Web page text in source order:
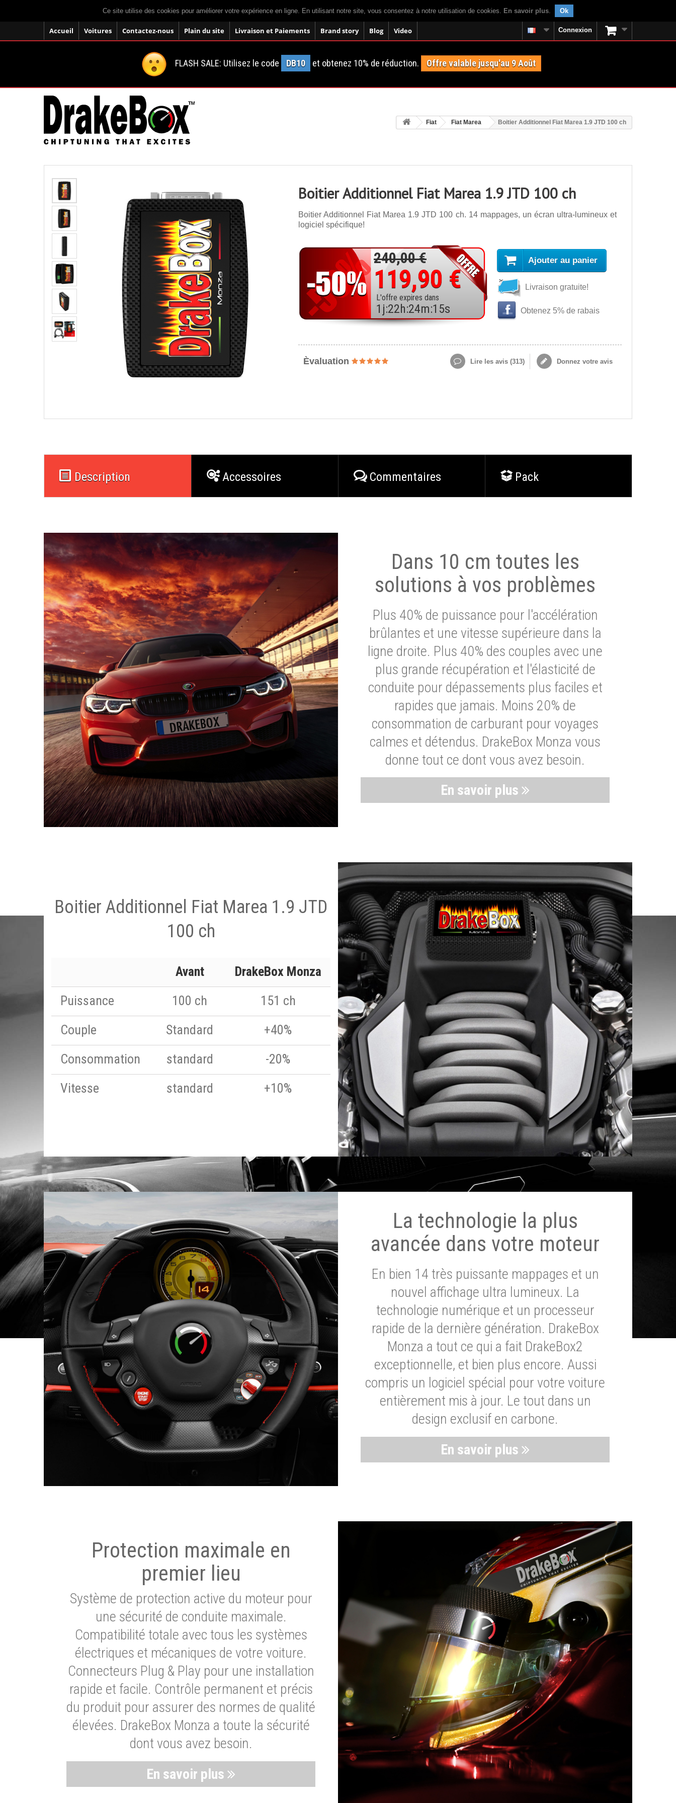
Ce site utilise des cookies pour améliorer votre expérience en ligne. En utilisant notre site, vous consentez à notre utilisation de cookies. En savoir plus. Ok
Accueil Voitures Contactez-nous Plain du site Livraison et Paiements Brand story Blog Video Connexion
FLASH SALE: Utilisez le code DB10 et obtenez 10% de réduction. Offre valable jusqu'au 9 Août
Fiat Fiat Marea Boitier Additionnel Fiat Marea 1.9 JTD 100 ch
Boitier Additionnel Fiat Marea 1.9 JTD 100 ch
Boitier Additionnel Fiat Marea 1.9 JTD 100 ch. 14 mappages, un écran ultra-lumineux et
logiciel spécifique!
240,00 €
119,90 €
L'offre expires dans
1 j:22h:24m:14s
Ajouter au panier
Livraison gratuite!
Obtenez 5% de rabais
Èvaluation Lire les avis (313) Donnez votre avis
Description Accessoires Commentaires Pack
Dans 10 cm toutes les
solutions à vos problèmes
Plus 40% de puissance pour l'accélération
brûlantes et une vitesse supérieure dans la
ligne droite. Plus 40% des couples avec une
plus grande récupération et l'élasticité de
conduite pour dépassements plus faciles et
rapides que jamais. Moins 20% de
consommation de carburant pour voyages
calmes et détendus. DrakeBox Monza vous
donne tout ce dont vous avez besoin.
En savoir plus
Boitier Additionnel Fiat Marea 1.9 JTD
100 ch
Avant
DrakeBox Monza
Puissance
100 ch
151 ch
Couple
Standard
+40%
Consommation
standard
-20%
Vitesse
standard +10%
La technologie la plus
avancée dans votre moteur
En bien 14 très puissante mappages et un
nouvel affichage ultra lumineux. La
technologie numérique et un processeur
rapide de la dernière génération. DrakeBox
Monza a tout ce qui a fait DrakeBox2
exceptionnelle, et bien plus encore. Aussi
compris un logiciel spécial pour votre voiture
entièrement mis à jour. Le tout dans un
design exclusif en carbone.
En savoir plus
Protection maximale en
premier lieu
Système de protection active du moteur pour
une sécurité de conduite maximale.
Compatibilité totale avec tous les systèmes
électriques et mécaniques de votre voiture.
Connecteurs Plug & Play pour une installation
rapide et facile. Contrôle permanent et précis
du produit pour assurer des normes de qualité
élevées. DrakeBox Monza a toute la sécurité
dont vous avez besoin.
En savoir plus